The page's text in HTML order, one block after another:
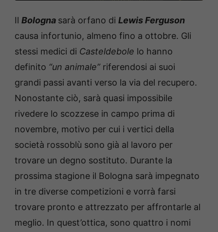
Il Bologna sarà orfano di Lewis Ferguson
causa infortunio, almeno fino a ottobre. Gli
stessi medici di Casteldebole lo hanno
definito “un animale” riferendosi ai suoi
grandi passi avanti verso la via del recupero.
Nonostante ciò, sarà quasi impossibile
rivedere lo scozzese in campo prima di
novembre, motivo per cui i vertici della
società rossoblù sono già al lavoro per
trovare un degno sostituto. Durante la
prossima stagione il Bologna sarà impegnato
in tre diverse competizioni e vorrà farsi
trovare pronto e attrezzato per affrontarle al
meglio. In quest’ottica, sono quattro i nomi